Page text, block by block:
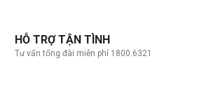
HỖ TRỢ TẬN TÌNH
Tư vấn tổng đài miễn phí 1800.6321